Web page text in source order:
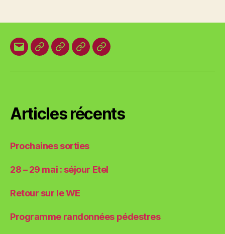
E-
Organisation
Animations
VestesBrevets
Articles récents
Prochaines sorties
28 – 29 mai : séjour Etel
Retour sur le WE
Programme randonnées pédestres